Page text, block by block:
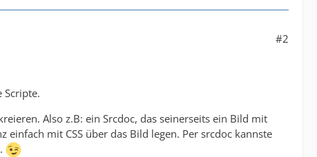
#2
Scripte.
Also z.B: ein Srcdoc, das seinerseits ein Bild mit
mit CSS über das Bild legen. Per srcdoc kannste